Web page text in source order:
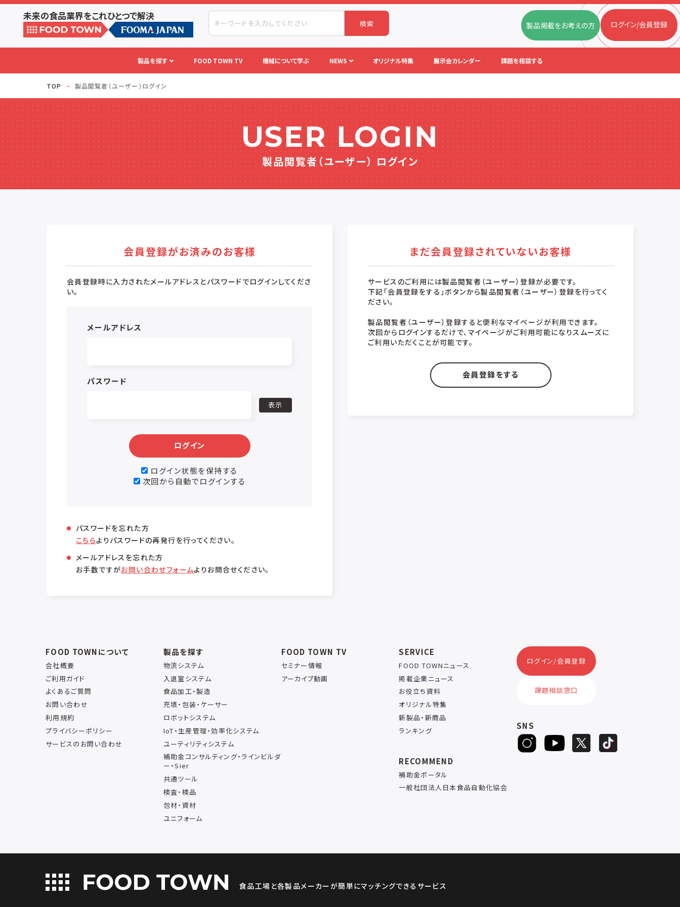
未来の食品業界をこれひとつで解決
検索 製品掲載をお考えの方 ログイン/会員登録
製品を探す FOOD TOWN TV 機械について学ぶ NEWS オリジナル特集 展示会カレンダー 課題を相談する
TOP 製品閲覧者（ユーザー）ログイン
USER LOGIN
製品閲覧者（ユーザー） ログイン
会員登録がお済みのお客様
会員登録時に入力されたメールアドレスとパスワードでログインしてくださ
い。
メールアドレス
パスワード
表示
ログイン
ログイン状態を保持する
次回から自動でログインする
パスワードを忘れた方
こちらよりパスワードの再発行を行ってください。
メールアドレスを忘れた方
お手数ですがお問い合わせフォームよりお問合せください。
まだ会員登録されていないお客様
サービスのご利用には製品閲覧者（ユーザー）登録が必要です。
下記「会員登録をする」ボタンから製品閲覧者（ユーザー）登録を行ってく
ださい。
製品閲覧者（ユーザー）登録すると便利なマイページが利用できます。
次回からログインするだけで、マイページがご利用可能になりスムーズに
ご利用いただくことが可能です。
会員登録をする
FOOD TOWNについて
会社概要
ご利用ガイド
よくあるご質問
お問い合わせ
利用規約
プライバシーポリシー
サービスのお問い合わせ
製品を探す
物流システム
入退室システム
食品加工・製造
充填・包装・ケーサー
ロボットシステム
IoT・生産管理・効率化システム
ユーティリティシステム
補助金コンサルティング・ラインビルダ
ー・Sier
共通ツール
検査・検品
包材・資材
ユニフォーム
FOOD TOWN TV
セミナー情報
アーカイブ動画
SERVICE
FOOD TOWNニュース
掲載企業ニュース
お役立ち資料
オリジナル特集
新製品・新商品
ランキング
RECOMMEND
補助金ポータル
一般社団法人日本食品自動化協会
ログイン/会員登録
課題相談窓口
SNS
食品工場と各製品メーカーが簡単にマッチングできるサービス